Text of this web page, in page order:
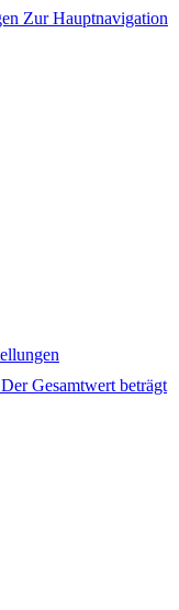
Zur Hauptnavigation
Gesamtwert beträgt